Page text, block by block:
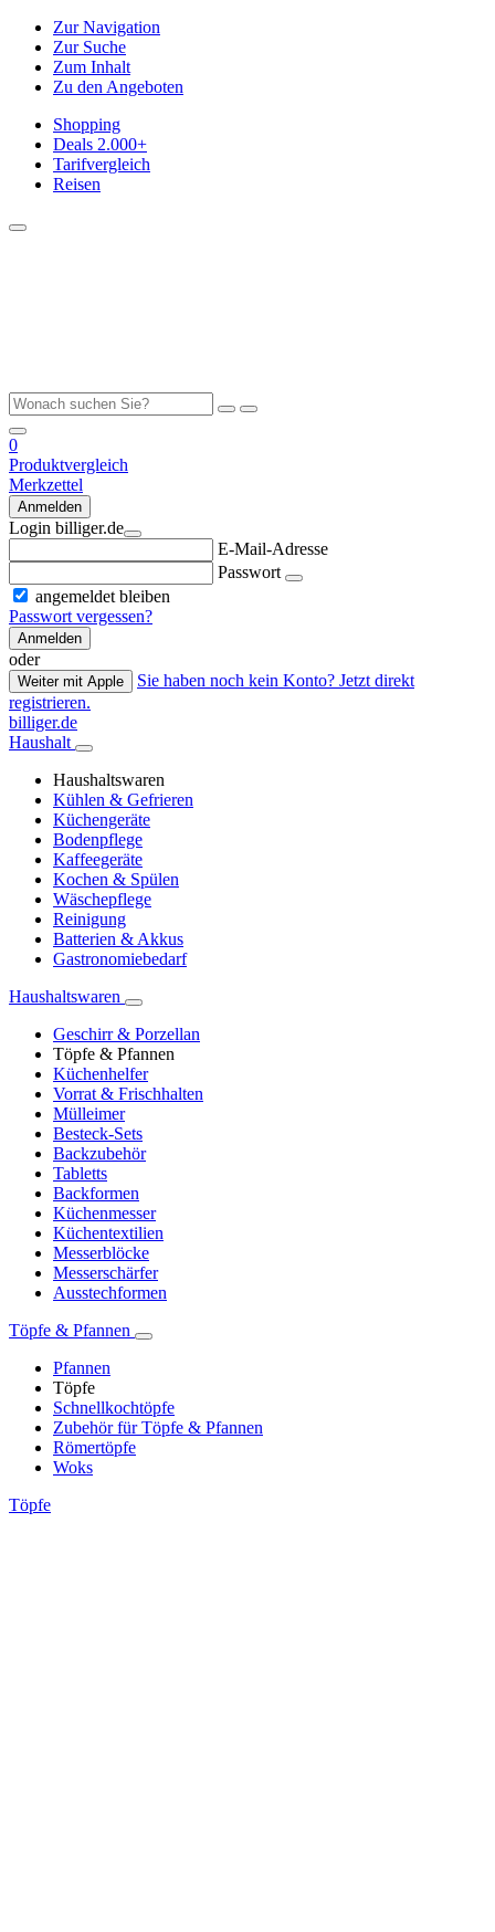
Zur Navigation
Zur Suche
Zum Inhalt
Zu den Angeboten
Shopping
Deals 2.000+
Tarifvergleich
Reisen
0
Produktvergleich
Merkzettel
Anmelden
Login billiger.de
E-Mail-Adresse
Passwort
angemeldet bleiben
Passwort vergessen?
Anmelden
oder
Weiter mit Apple
Sie haben noch kein Konto? Jetzt direkt
registrieren.
billiger.de
Haushalt
Haushaltswaren
Kühlen & Gefrieren
Küchengeräte
Bodenpflege
Kaffeegeräte
Kochen & Spülen
Wäschepflege
Reinigung
Batterien & Akkus
Gastronomiebedarf
Haushaltswaren
Geschirr & Porzellan
Töpfe & Pfannen
Küchenhelfer
Vorrat & Frischhalten
Mülleimer
Besteck-Sets
Backzubehör
Tabletts
Backformen
Küchenmesser
Küchentextilien
Messerblöcke
Messerschärfer
Ausstechformen
Töpfe & Pfannen
Pfannen
Töpfe
Schnellkochtöpfe
Zubehör für Töpfe & Pfannen
Römertöpfe
Woks
Töpfe